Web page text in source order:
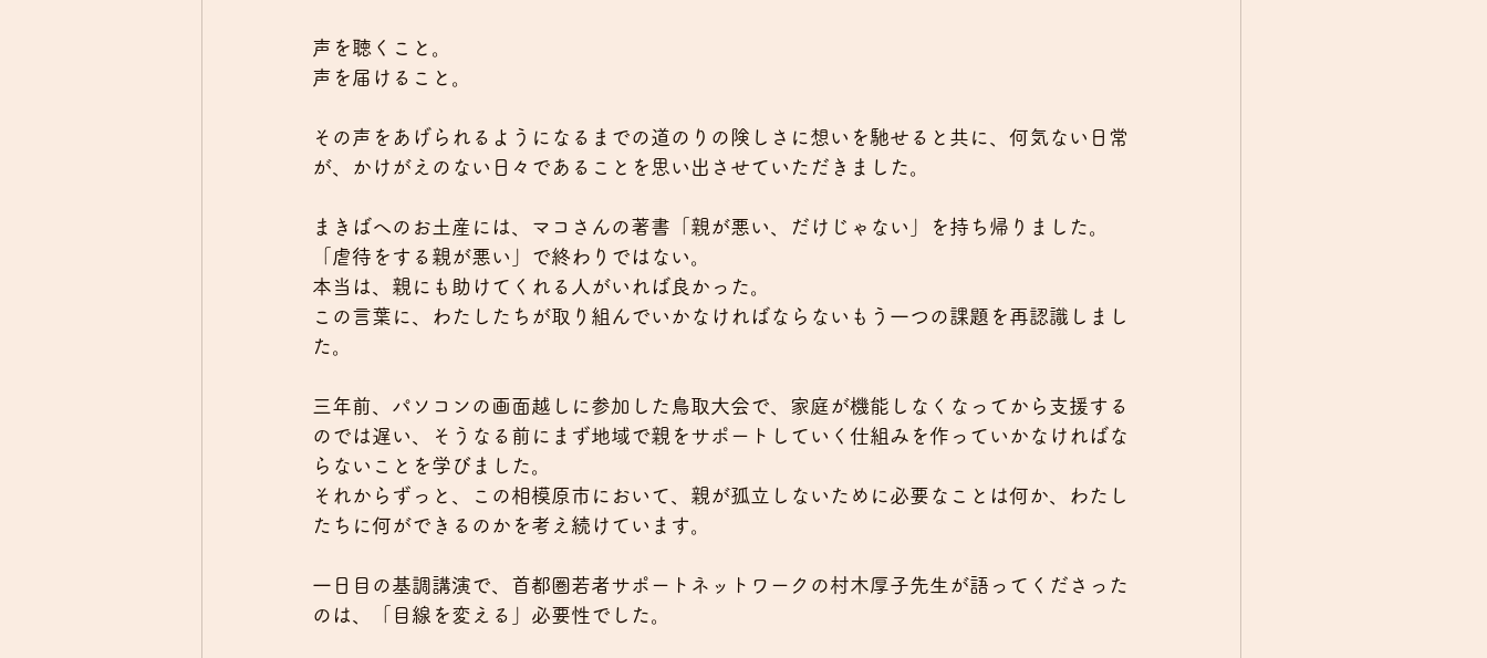
声を聴くこと。
声を届けること。
その声をあげられるようになるまでの道のりの険しさに想いを馳せると共に、何気ない日常
が、かけがえのない日々であることを思い出させていただきました。
まきばへのお土産には、マコさんの著書「親が悪い、だけじゃない」を持ち帰りました。
「虐待をする親が悪い」で終わりではない。
本当は、親にも助けてくれる人がいれば良かった。
この言葉に、わたしたちが取り組んでいかなければならないもう一つの課題を再認識しまし
た。
三年前、パソコンの画面越しに参加した鳥取大会で、家庭が機能しなくなってから支援する
のでは遅い、そうなる前にまず地域で親をサポートしていく仕組みを作っていかなければな
らないことを学びました。
それからずっと、この相模原市において、親が孤立しないために必要なことは何か、わたし
たちに何ができるのかを考え続けています。
一日目の基調講演で、首都圏若者サポートネットワークの村木厚子先生が語ってくださった
のは、「目線を変える」必要性でした。